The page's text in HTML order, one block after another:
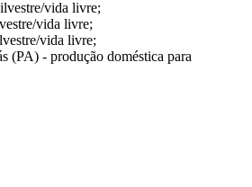
vida livre;
vida livre;
vida livre;
(PA) - produção doméstica para